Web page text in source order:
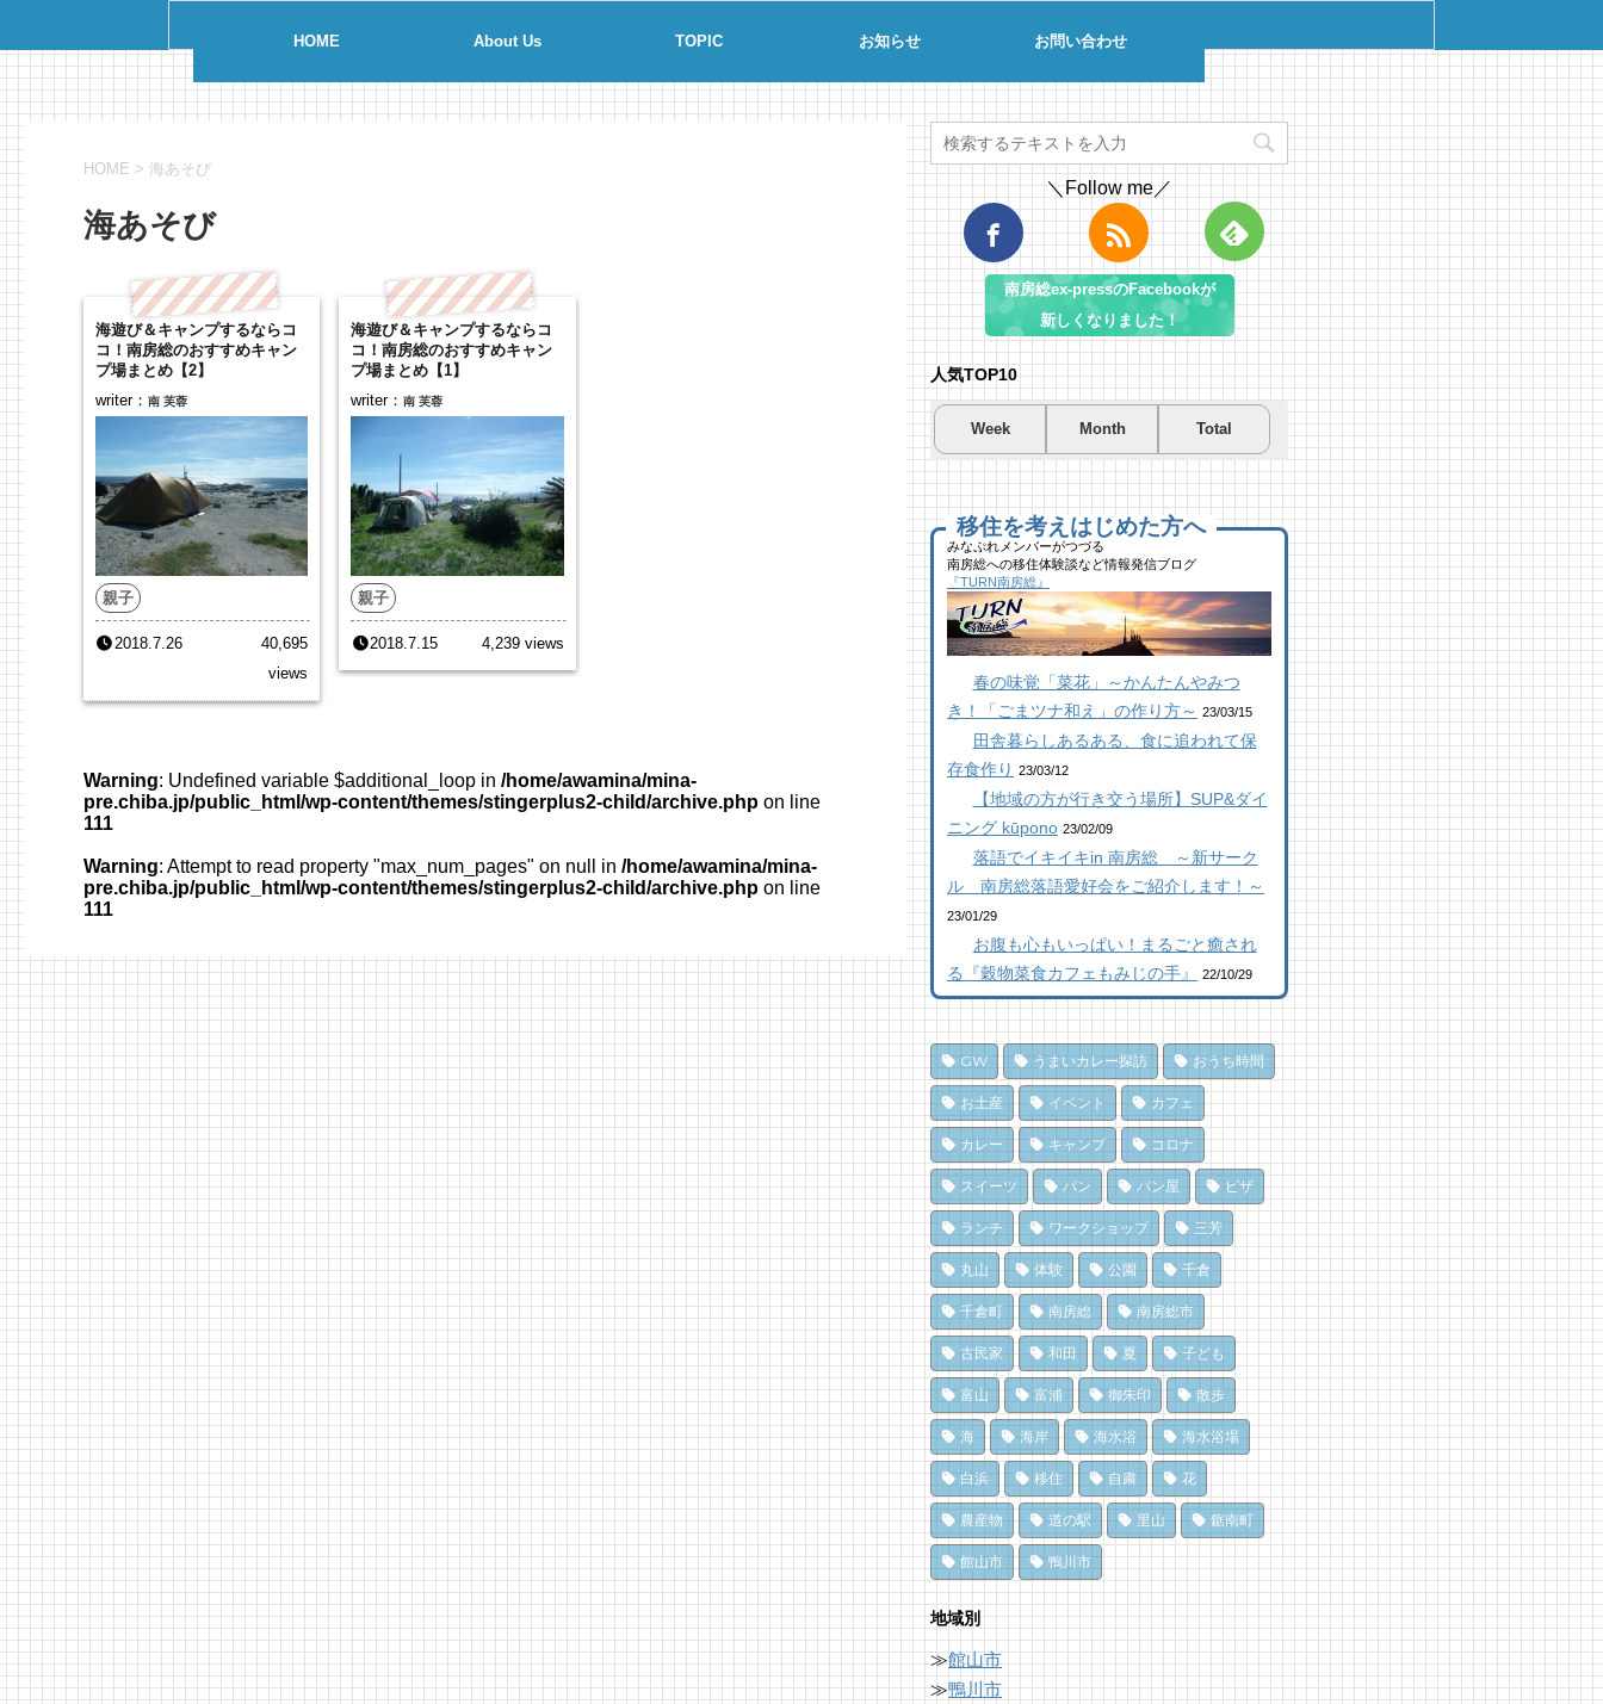
HOME About Us TOPIC お知らせ お問い合わせ
HOME > 海あそび
海あそび
海遊び＆キャンプするならコ
コ！南房総のおすすめキャン
プ場まとめ【2】
writer： 南 芙蓉
親子
2018.7.26
40,695
views
海遊び＆キャンプするならコ
コ！南房総のおすすめキャン
プ場まとめ【1】
writer：南 芙蓉
親子
2018.7.15 4,239 views
Warning: Undefined variable $additional_loop in /home/awamina/mina-
pre.chiba.jp/public_html/wp-content/themes/stingerplus2-child/archive.php on line
111
Warning: Attempt to read property "max_num_pages" on null in /home/awamina/mina-
pre.chiba.jp/public_html/wp-content/themes/stingerplus2-child/archive.php on line
111
＼Follow me／
南房総ex-pressのFacebookが
新しくなりました！
人気TOP10
Week Month Total
夏を先取り！プールに行こう！
南房総市千倉B&G海洋センター
57 views|byTsuno
館山にオープン！地域の素材か
らはじめる物作り工房
26 views|byなべたゆかり
【コラボ】ジビエも揃う、鮮度
抜群の南房総おさかなセンター
【安房國テレビ】
26 views |byなべたゆかり
乗馬初心者の私でも、海辺を楽
しく散策できた！ 乗馬体験レ
ポート
22 views|
南房総こんな素敵な所があっ
た！| かじか橋
和田町仁我浦で、エコヴィレッ
ジUMIKAZE開拓中！
ドライブ休憩にオススメ！「と
みうら元気倶楽部」でホッと一
息♪
16 views
| byフジイ ミツコ
南房総の海を食らう！天然とこ
ろてん専門店
「ところてん小屋 青木」
16 views|by原みりか
海辺のナポリターノピザ
「Goccia(ゴッチャ)」
15 views|byMitchi3
南房総・岩井にクラフトビール
醸造所。体験を届ける新たな拠
点へ
15 views |byなべたゆかり
夏を先取り！プールに行こう！
南房総市千倉B&G海洋センター
210 views|byTsuno
ブルーベリー狩りに行ってき
た！「コロコロ農園 庄兵衛」
千倉町
112 views|by原みりか
館山にオープン！地域の素材か
らはじめる物作り工房
110 views|by なべたゆかり
南房総こんな素敵な所があっ
た！| かじか橋
98 views|byCAT SEA KURO
【コラボ】ジビエも揃う、鮮度
抜群の南房総おさかなセンター
【安房國テレビ】
乗馬初心者の私でも、海辺を楽
しく散策できた！ 乗馬体験レ
ポート
79 views|byなべたゆかり
夏だ、クジラ到来。クジラに会
いに和田町に行こう！〈前編〉
70 views
| byshouji naomi
夏のごほうびにこだわりのかき
氷を風菓堂で
70 views |byフジイ ミツコ
ドライブ休憩にオススメ！「と
みうら元気倶楽部」でホッと一
息♪
67 views|byフジイ ミツコ
南房総の海を食らう！天然とこ
ろてん専門店
「ところてん小屋 青木」
62 views |by原みりか
海遊び＆キャンプするならコ
コ！南房総のおすすめキャンプ
場まとめ【2】
40,695 views
| by
似顔絵ケーキに感動！館山のケ
ーキ屋さん「プチ アンジュ」
17,148 views|by福美
南房総パン屋めぐり【２】
橋本屋製パン店（館山市）
12,847 views| bychoco-love
南房総こんな素敵な所があっ
た！| かじか橋
12,024 views |byCAT SEA
KURO
南房総の海を食らう！天然とこ
ろてん専門店
10,869 views
|by 原みりか
南房総パン屋めぐり【3】石窯
パン工房そろそろ（鴨川市）前
編パン
10,838 views|bychoco-love
南房総パン屋めぐり【１】
クリケット（鴨川市）
10,471 views|bychoco-love
冬でも楽しめる！沖ノ島の無人
島探検！
10,164 views|by福美
洗濯は持ち帰らない！カフェ併
設のコインランドリーで帰宅前
に洗濯
8,896 views | byなべたゆかり
「房総の駅とみうら」で夕食を
済ませて渋滞を回避しよう！
8,765 views| byari-iku
移住を考えはじめた方へ
みなぷれメンバーがつづる
南房総への移住体験談など情報発信ブログ
『TURN南房総』
春の味覚「菜花」～かんたんやみつ
き！「ごまツナ和え」の作り方～ 23/03/15
田舎暮らしあるある、食に追われて保
存食作り 23/03/12
【地域の方が行き交う場所】SUP&ダイ
ニング kūpono 23/02/09
落語でイキイキin 南房総 ～新サーク
ル 南房総落語愛好会をご紹介します！～
23/01/29
お腹も心もいっぱい！まるごと癒され
る『穀物菜食カフェもみじの手』
22/10/29
GW うまいカレー探訪 おうち時間
お土産 イベント カフェ
カレー キャンプ コロナ
スイーツ パン パン屋 ピザ
ランチ ワークショップ 三芳
丸山 体験 公園 千倉
千倉町 南房総 南房総市
古民家 和田 夏 子ども
富山 富浦 御朱印 散歩
海 海岸 海水浴 海水浴場
白浜 移住 自粛 花
農産物 道の駅 里山 鋸南町
館山市 鴨川市
地域別
≫館山市
≫鴨川市